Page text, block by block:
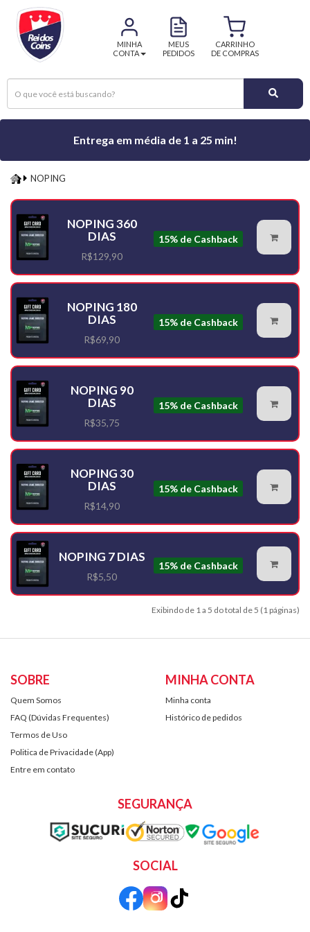
MINHA
CONTA
MEUS
PEDIDOS
CARRINHO
DE COMPRAS
Entrega em média de 1 a 25 min!
NOPING
NOPING
NOPING 360
DIAS
R$129,90
15% de Cashback
NOPING 180
DIAS
R$69,90
15% de Cashback
NOPING 90
DIAS
R$35,75
15% de Cashback
NOPING 30
DIAS
R$14,90
15% de Cashback
NOPING 7 DIAS
R$5,50
15% de Cashback
Exibindo de 1 a 5 do total de 5 (1 páginas)
SOBRE
Quem Somos
FAQ (Dúvidas Frequentes)
Termos de Uso
Politica de Privacidade (App)
Entre em contato
MINHA CONTA
Minha conta
Histórico de pedidos
SEGURANÇA
SOCIAL